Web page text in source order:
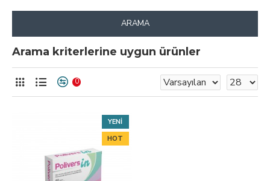
ARAMA
Arama kriterlerine uygun ürünler
0
YENI
HOT